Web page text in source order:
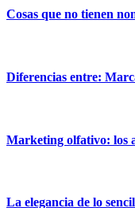
Cosas que no tienen
Diferencias entre:
Marketing olfativo: los
La elegancia de lo